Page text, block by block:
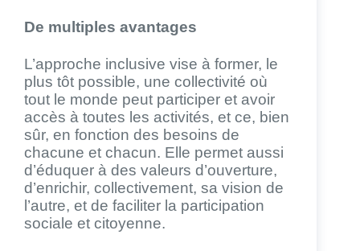
De multiples avantages
L’approche inclusive vise à former, le
plus tôt possible, une collectivité où
tout le monde peut participer et avoir
accès à toutes les activités, et ce, bien
sûr, en fonction des besoins de
chacune et chacun. Elle permet aussi
d’éduquer à des valeurs d’ouverture,
d’enrichir, collectivement, sa vision de
l’autre, et de faciliter la participation
sociale et citoyenne.